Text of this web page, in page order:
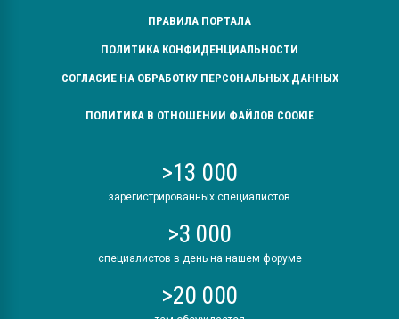
ПРАВИЛА ПОРТАЛА
ПОЛИТИКА КОНФИДЕНЦИАЛЬНОСТИ
СОГЛАСИЕ НА ОБРАБОТКУ ПЕРСОНАЛЬНЫХ ДАННЫХ
ПОЛИТИКА В ОТНОШЕНИИ ФАЙЛОВ COOKIE
>13 000
зарегистрированных специалистов
>3 000
специалистов в день на нашем форуме
>20 000